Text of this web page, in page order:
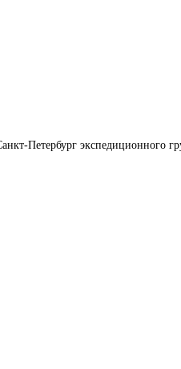
Петербург экспедиционного